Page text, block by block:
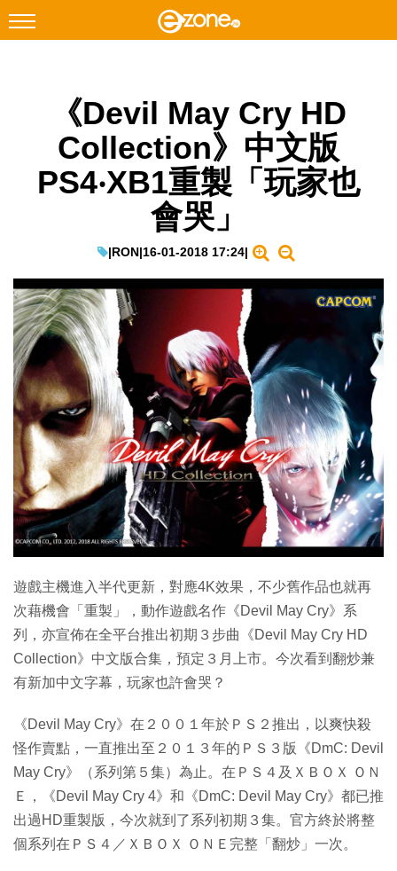
Facebook Instagram
科技焦點
網絡生活
EduTech
IT Times
生成式AI與雲端應用
Enterprise Digital Transformation
特集
《Devil May Cry HD
Collection》中文版
PS4‧XB1重製「玩家也
會哭」
|RON|16-01-2018 17:24|
遊戲主機進入半代更新，對應4K效果，不少舊作品也就再
次藉機會「重製」，動作遊戲名作《Devil May Cry》系
列，亦宣佈在全平台推出初期３步曲《Devil May Cry HD
Collection》中文版合集，預定３月上市。今次看到翻炒兼
有新加中文字幕，玩家也許會哭？
《Devil May Cry》在２００１年於ＰＳ２推出，以爽快殺
怪作賣點，一直推出至２０１３年的ＰＳ３版《DmC: Devil
May Cry》（系列第５集）為止。在ＰＳ４及ＸＢＯＸ ＯＮ
Ｅ，《Devil May Cry 4》和《DmC: Devil May Cry》都已推
出過HD重製版，今次就到了系列初期３集。官方終於將整
個系列在ＰＳ４／ＸＢＯＸ ＯＮＥ完整「翻炒」一次。